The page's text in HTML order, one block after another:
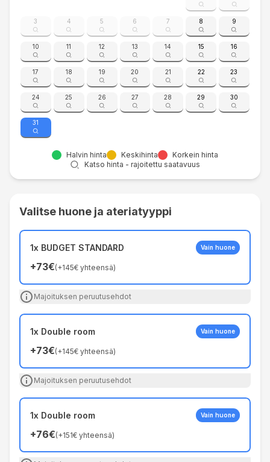
3 4 5 6 7 8 9
10 11 12 13 14 15 16
17 18 19 20 21 22 23
24 25 26 27 28 29 30
31
Halvin hinta Keskihinta
Korkein hinta
Katso hinta - rajoitettu saatavuus
Valitse huone ja ateriatyyppi
1x BUDGET STANDARD Vain huone
+73€(+145€ yhteensä)
Majoituksen peruutusehdot
1x Double room Vain huone
+73€(+145€ yhteensä)
Majoituksen peruutusehdot
1x Double room Vain huone
+76€(+151€ yhteensä)